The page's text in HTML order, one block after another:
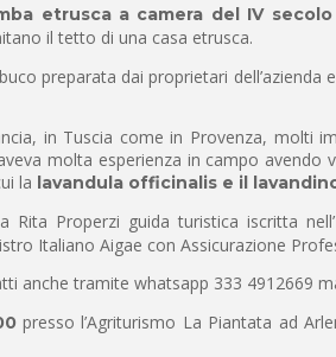
etrusca a camera del IV
il tetto di una casa etrusca.
preparata dai proprietari
in Tuscia come in Provenza, molti
molta esperienza in campo avendo
la lavandula officinalis e il
Rita Properzi guida turistica iscritta
Italiano Aigae con Assicurazione
anche tramite whatsapp 333 4912669
presso l’Agriturismo La Piantata ad